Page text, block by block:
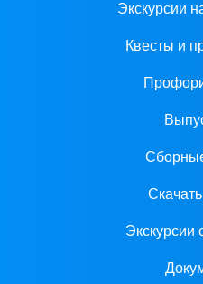
Экскурсии
Квесты и
Экскурсии